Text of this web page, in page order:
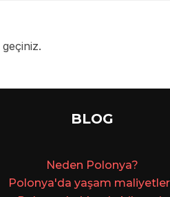
BLOG
Neden Polonya?
Polonya'da yaşam